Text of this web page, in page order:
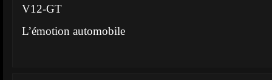
V12-GT
L’émotion automobile